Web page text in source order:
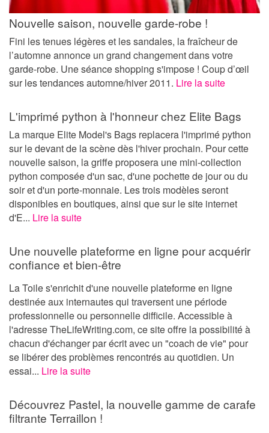
Nouvelle saison, nouvelle garde-robe !
Fini les tenues légères et les sandales, la fraîcheur de
l’automne annonce un grand changement dans votre
garde-robe. Une séance shopping s'impose ! Coup d’œil
sur les tendances automne/hiver 2011. Lire la suite
L'imprimé python à l'honneur chez Elite Bags
La marque Elite Model's Bags replacera l'imprimé python
sur le devant de la scène dès l'hiver prochain. Pour cette
nouvelle saison, la griffe proposera une mini-collection
python composée d'un sac, d'une pochette de jour ou du
soir et d'un porte-monnaie. Les trois modèles seront
disponibles en boutiques, ainsi que sur le site internet
d'E... Lire la suite
Une nouvelle plateforme en ligne pour acquérir
confiance et bien-être
La Toile s'enrichit d'une nouvelle plateforme en ligne
destinée aux internautes qui traversent une période
professionnelle ou personnelle difficile. Accessible à
l'adresse TheLifeWriting.com, ce site offre la possibilité à
chacun d'échanger par écrit avec un "coach de vie" pour
se libérer des problèmes rencontrés au quotidien. Un
essai... Lire la suite
Découvrez Pastel, la nouvelle gamme de carafe
filtrante Terraillon !